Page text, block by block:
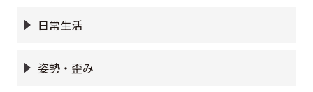
日常生活
姿勢・歪み